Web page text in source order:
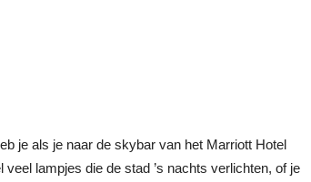
je als je naar de skybar van het Marriott Hotel
veel lampjes die de stad ’s nachts verlichten, of je